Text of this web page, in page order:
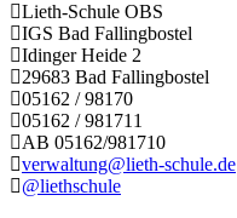
Lieth-Schule OBS
IGS Bad Fallingbostel
Idinger Heide 2
29683 Bad Fallingbostel
05162 / 98170
05162 / 981711
AB 05162/981710
verwaltung@lieth-schule.de
@liethschule